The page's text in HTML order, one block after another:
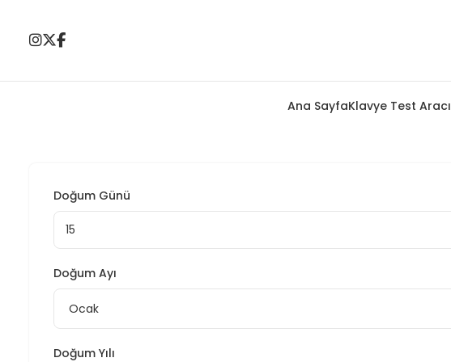
Ana SayfaKlavye Test Aracı
Doğum Günü
Doğum Ayı
Doğum Yılı